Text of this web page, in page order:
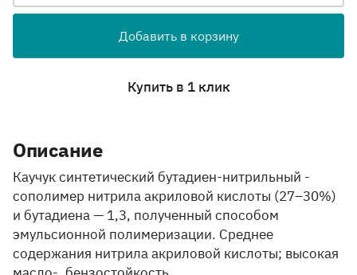
Добавить в корзину
Купить в 1 клик
Описание
Каучук синтетический бутадиен-нитрильный -
сополимер нитрила акриловой кислоты (27–30%)
и бутадиена — 1,3, полученный способом
эмульсионной полимеризации. Среднее
содержания нитрила акриловой кислоты; высокая